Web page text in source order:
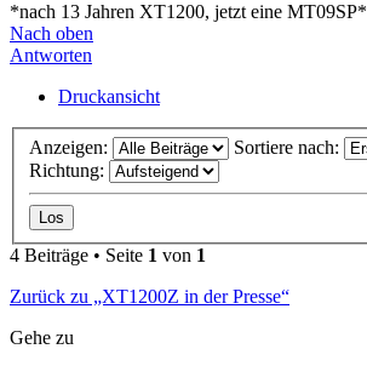
*nach 13 Jahren XT1200, jetzt eine MT09SP*
Nach oben
Antworten
Druckansicht
Anzeigen:
Sortiere nach:
Richtung:
4 Beiträge • Seite 1 von 1
Zurück zu „XT1200Z in der Presse“
Gehe zu